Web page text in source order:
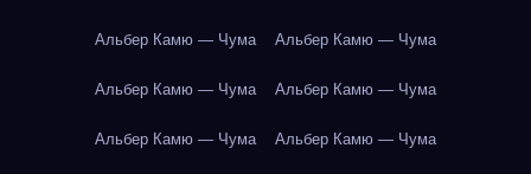
Альбер Камю — Чума Альбер Камю — Чума
Альбер Камю — Чума Альбер Камю — Чума
Альбер Камю — Чума Альбер Камю — Чума